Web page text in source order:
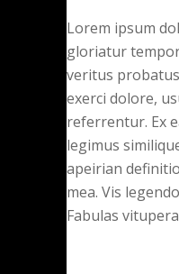
Lorem ipsum
gloriatur
veritus
exerci dolore,
referrentur. Ex
legimus
apeirian
mea. Vis
Fabulas